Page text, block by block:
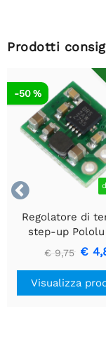
Prodotti

-50 %
Regolatore di
step-up Pololu
U1V10F3
€ 9,75 €
Visualizza